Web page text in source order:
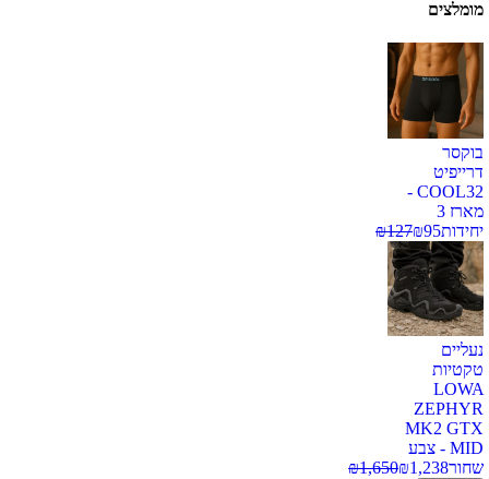
מומלצים
בוקסר
דרייפיט
COOL32 -
מארז 3
יחידות
₪95
₪127
נעליים
טקטיות
LOWA
ZEPHYR
MK2 GTX
MID - צבע
שחור
₪1,238
₪1,650